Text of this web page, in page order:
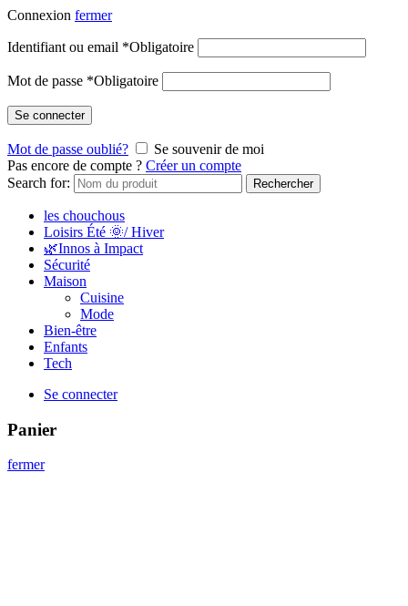
Connexion fermer
Identifiant ou email *Obligatoire
Mot de passe *Obligatoire
Se connecter
Mot de passe oublié?
Se souvenir de moi
Pas encore de compte ? Créer un compte
Search for:
Rechercher
les chouchous
Loisirs Été 🌞/ Hiver
🌿Innos à Impact
Sécurité
Maison
Cuisine
Mode
Bien-être
Enfants
Tech
Se connecter
Panier
fermer